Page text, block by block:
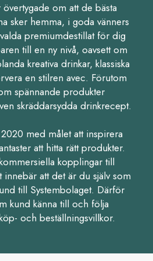
om att de bästa
sker hemma, i goda vänners
premiumdestillat för dig
till en ny nivå, oavsett om
kreativa drinkar, klassiska
en stilren avec. Förutom
spännande produkter
skräddarsydda drinkrecept.
med målet att inspirera
att hitta rätt produkter.
kopplingar till
innebär att det är du själv som
till Systembolaget. Därför
kund känna till och följa
och beställningsvillkor.